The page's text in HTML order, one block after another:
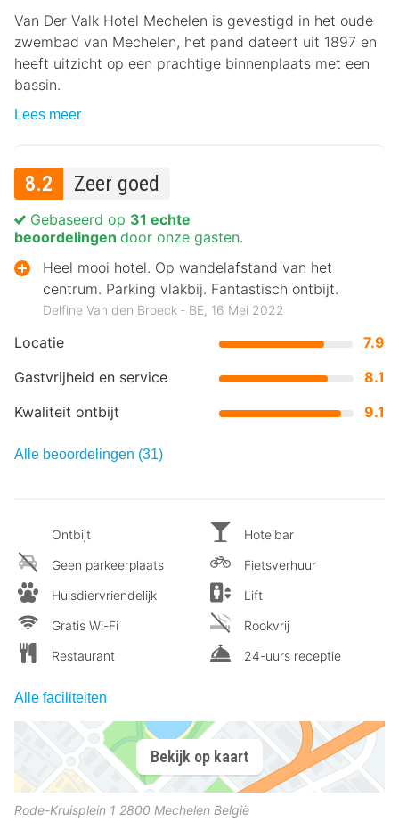
Van Der Valk Hotel Mechelen is gevestigd in het oude
zwembad van Mechelen, het pand dateert uit 1897 en
heeft uitzicht op een prachtige binnenplaats met een
bassin.
Lees meer
8.2 Zeer goed
Locatie
7.9
Gastvrijheid en service
8.1
Kwaliteit ontbijt
9.1
Gebaseerd op 31 echte
beoordelingen door onze gasten.
Heel mooi hotel. Op wandelafstand van het
centrum. Parking vlakbij. Fantastisch ontbijt.
Delfine Van den Broeck ‐ BE, 16 Mei 2022
Alle beoordelingen (31)
Ontbijt
Geen parkeerplaats
Huisdiervriendelijk
Gratis Wi-Fi
Restaurant
Hotelbar
Fietsverhuur
Lift
Rookvrij
24-uurs receptie
Alle faciliteiten
Bekijk op kaart
Rode-Kruisplein 1 2800 Mechelen België